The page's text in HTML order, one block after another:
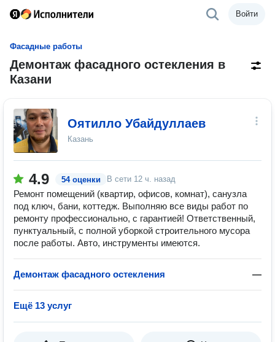
Войти
Фасадные работы
Демонтаж фасадного остекления в
Казани
Оятилло Убайдуллаев
Казань
4.9 54 оценки В сети 12 ч. назад
Ремонт помещений (квартир, офисов, комнат), санузла
под ключ, бани, коттедж. Выполняю все виды работ по
ремонту профессионально, с гарантией! Ответственный,
пунктуальный, с полной уборкой строительного мусора
после работы. Авто, инструменты имеются.
Демонтаж фасадного остекления —
Ещё 13 услуг